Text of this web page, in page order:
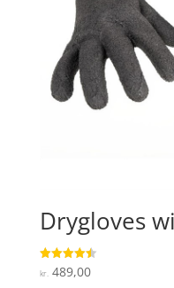
Drygloves
Vurderet
4.5
kr.489,00